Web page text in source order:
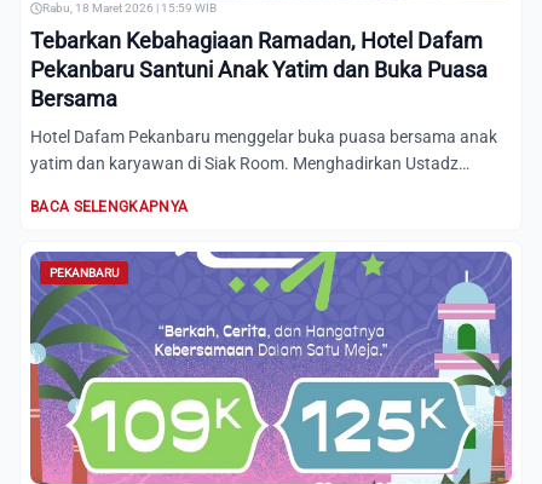
Rabu, 18 Maret 2026 | 15:59 WIB
Tebarkan Kebahagiaan Ramadan, Hotel Dafam
Pekanbaru Santuni Anak Yatim dan Buka Puasa
Bersama
Hotel Dafam Pekanbaru menggelar buka puasa bersama anak
yatim dan karyawan di Siak Room. Menghadirkan Ustadz
BACA SELENGKAPNYA
PEKANBARU